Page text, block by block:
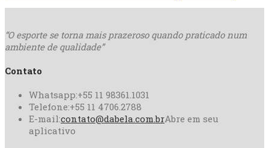
“O esporte se torna mais prazeroso quando praticadonum
ambiente de qualidade”
Contato
Whatsapp:+55 11 98361.1031
Telefone:+55 11 4706.2788
E-mail:contato@dabela.com.brAbre em seu
aplicativo